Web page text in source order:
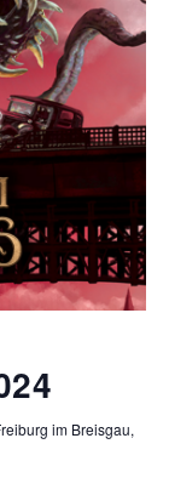
im Breisgau,